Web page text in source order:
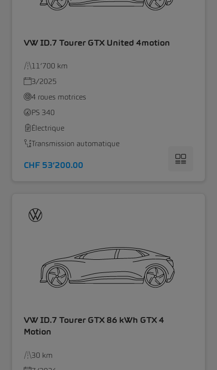
VW ID.7 Tourer GTX United 4motion
11’700 km
3/2025
4 roues motrices
PS 340
Électrique
Transmission automatique
CHF 53’200.00
VW ID.7 Tourer GTX 86 kWh GTX 4
Motion
30 km